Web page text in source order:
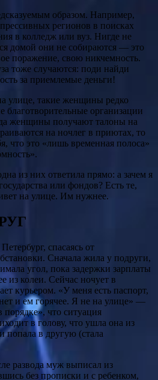
образом. Например,
регионов в поисках
в колледж или вуз. Нигде не
домой они не собираются — это
поражение, свою никчемность.
тоже случаются: поди найди
за приемлемые деньги!
улице, такие женщины редко
организации
женщины получают талоны на
на ночлег в приютах, то
что это «лишь временная полоса»
из них ответила прямо: а зачем я
или фондов? Есть те,
на улице. Им нужнее.
спасаясь от
Сначала жила у подруги,
угол, пока задержки зарплаты
из колеи. Сейчас ночует в
курьером. «У меня есть паспорт,
и ем горячее. Я не на улице» —
порядке», что ситуация
в голову, что ушла она из
попала в другую (стала
развода муж выписал из
без прописки и с ребенком,